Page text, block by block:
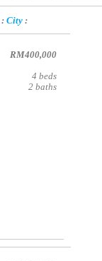
: City :
RM400,000
4 beds
2 baths